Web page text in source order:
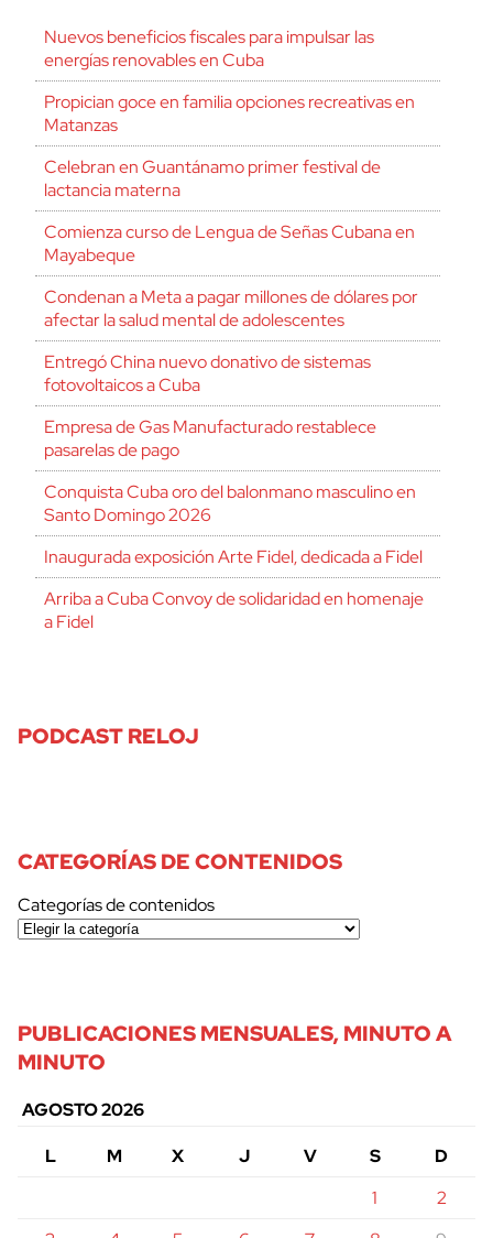
Nuevos beneficios fiscales para impulsar las
energías renovables en Cuba
Propician goce en familia opciones recreativas en
Matanzas
Celebran en Guantánamo primer festival de
lactancia materna
Comienza curso de Lengua de Señas Cubana en
Mayabeque
Condenan a Meta a pagar millones de dólares por
afectar la salud mental de adolescentes
Entregó China nuevo donativo de sistemas
fotovoltaicos a Cuba
Empresa de Gas Manufacturado restablece
pasarelas de pago
Conquista Cuba oro del balonmano masculino en
Santo Domingo 2026
Inaugurada exposición Arte Fidel, dedicada a Fidel
Arriba a Cuba Convoy de solidaridad en homenaje
a Fidel
PODCAST RELOJ
CATEGORÍAS DE CONTENIDOS
Categorías de contenidos
PUBLICACIONES MENSUALES, MINUTO A
MINUTO
AGOSTO 2026
L
M X J V S
D
1
2